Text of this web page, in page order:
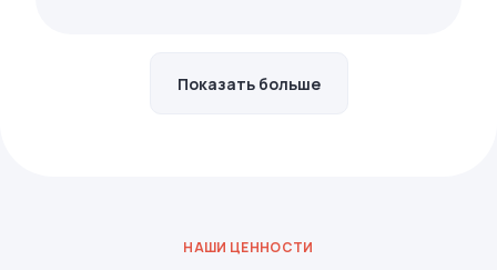
Показать больше
НАШИ ЦЕННОСТИ